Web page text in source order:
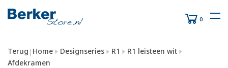
0
Terug | Home Designseries R1
R1 leisteen wit
Afdekramen